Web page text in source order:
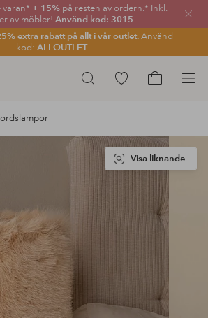
varan* + 15% på resten av ordern.* Inkl.
av möbler! Använd kod: 3015
extra rabatt på allt i vår outlet.Använd
kod: ALLOUTLET
Sök
Gå
Visa liknande